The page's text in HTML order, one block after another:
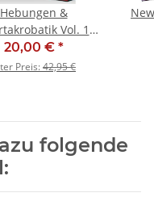
Hebungen &
Vol. 1
- SALE
20,00 € *
Preis:42,95 €
folgende